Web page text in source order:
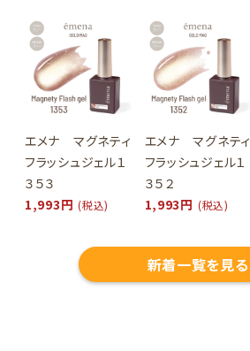
エメナ マグネティ
フラッシュジェル１
３５３
1,993円 (税込)
エメナ マグネティ
フラッシュジェル１
３５２
1,993円 (税込)
新着一覧を見る